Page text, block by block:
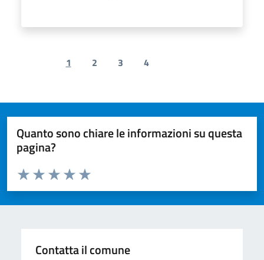
Previous page
1 2 3 4
Quanto sono chiare le informazioni su questa
pagina?
Valuta da 1 a 5 stelle la pagina
Valuta 5 stelle su 5
Valuta 4 stelle su 5
Valuta 3 stelle su 5
Valuta 2 stelle su 5
Valuta 1 stelle su 5
Contatta il comune